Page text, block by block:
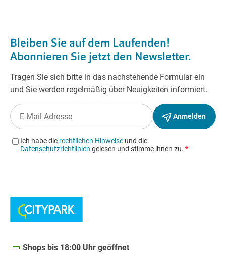
Shops bis 18:00 Uhr geöffnet